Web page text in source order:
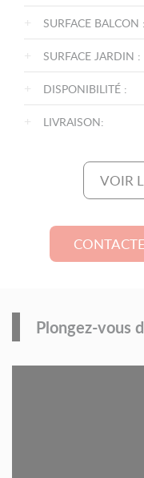
+ SURFACE BALCON :
+ SURFACE JARDIN :
+ DISPONIBILITÉ :
+ LIVRAISON:
VOIR
Plongez-vous